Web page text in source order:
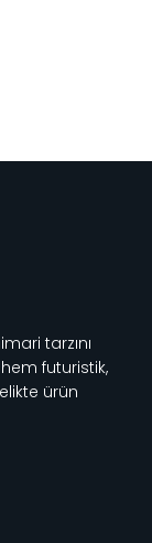
tarzını
futuristik,
ürün